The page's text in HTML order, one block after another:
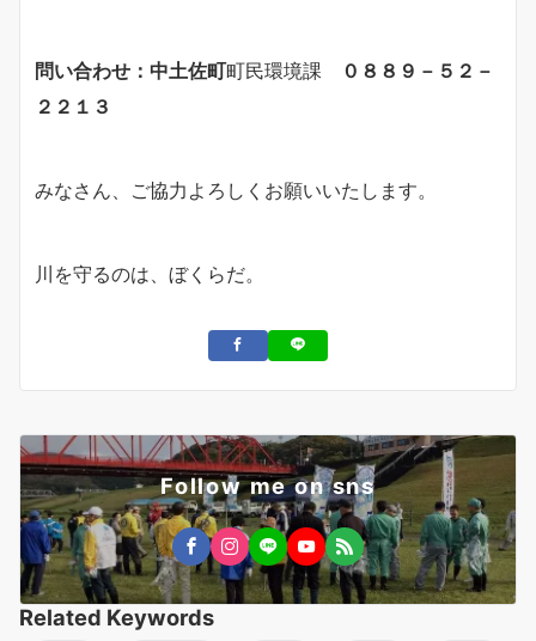
問い合わせ：中土佐町町民環境課
０８８９－５２－
２２１３
みなさん、ご協力よろしくお願いいたします。
川を守るのは、ぼくらだ。
Follow me on sns
Related Keywords